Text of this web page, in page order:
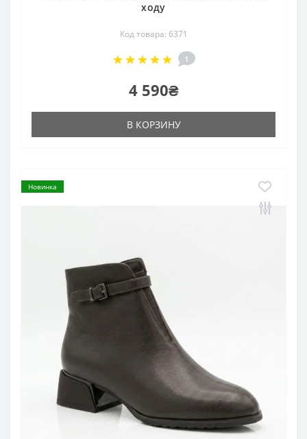
ходу
Код товара: 6371
1
4 590₴
В КОРЗИНУ
Новинка